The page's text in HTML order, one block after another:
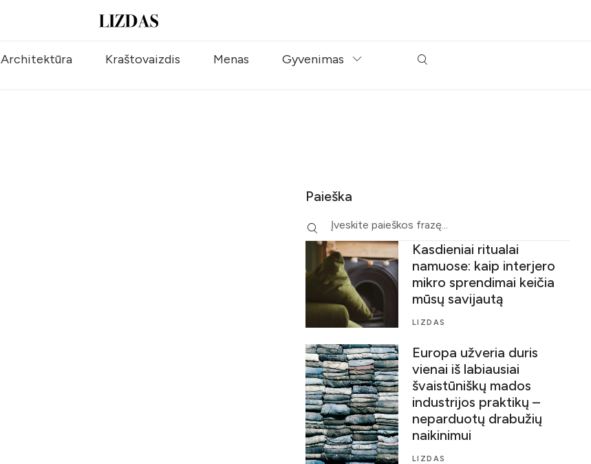
Architektūra Kraštovaizdis Menas Gyvenimas
Paieška
Kasdieniai ritualai
namuose: kaip interjero
mikro sprendimai keičia
mūsų savijautą
LIZDAS
Europa užveria duris
vienai iš labiausiai
švaistūniškų mados
industrijos praktikų –
neparduotų drabužių
naikinimui
LIZDAS